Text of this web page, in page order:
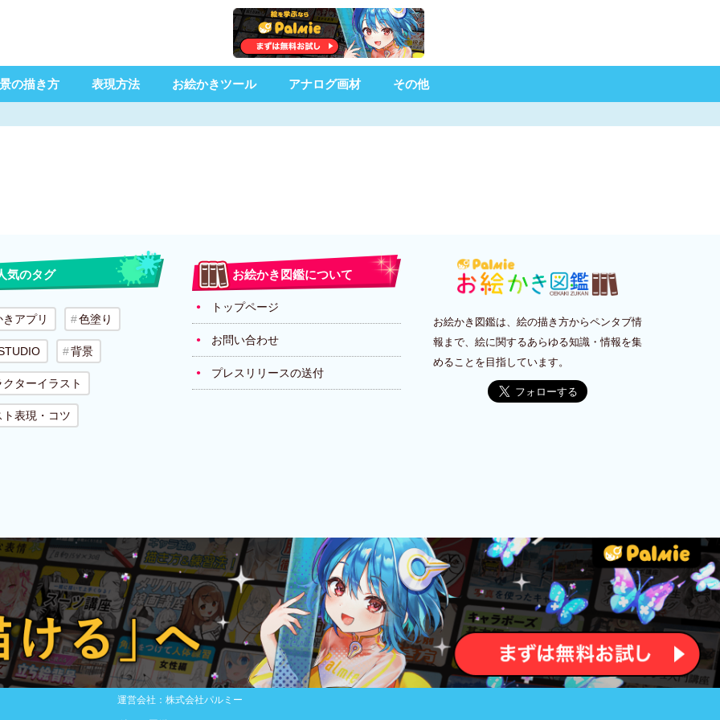
の描き方 表現方法 お絵かきツール アナログ画材 その他
気のタグ
アプリ 色塗り
背景
ターイラスト
ト表現・コツ
お絵かき図鑑について
トップページ
お問い合わせ
プレスリリースの送付
お絵かき図鑑は、絵の描き方からペンタブ情
報まで、絵に関するあらゆる知識・情報を集
めることを目指しています。
運営会社：株式会社パルミー